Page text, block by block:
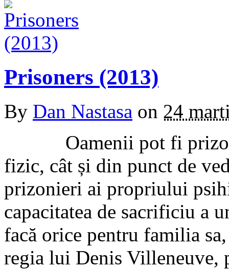
Prisoners (2013)
By Dan Nastasa on 24
Oamenii pot fi
fizic, cât și din punct de
prizonieri ai propriului
capacitatea de sacrificiu a
facă orice pentru familia
regia lui Denis